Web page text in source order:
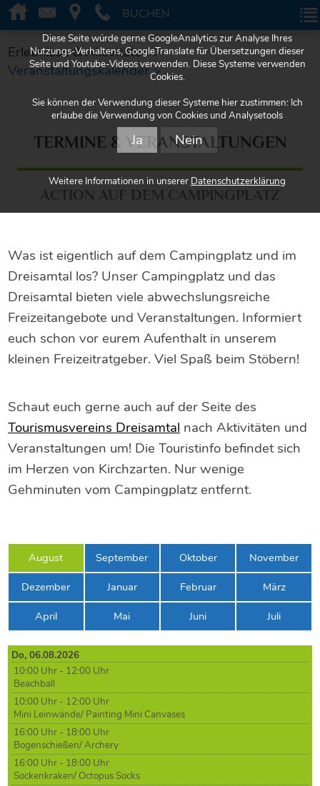
BUCHENBUCHEN
Erlebnisse & Aktivitäten >
Veranstaltungskalender >
TERMINE & VERANSTALTUNGEN
ACTION AUF DEM CAMPINGPLATZ
Was ist eigentlich auf dem Campingplatz und im
Dreisamtal los? Unser Campingplatz und das
Dreisamtal bieten viele abwechslungsreiche
Freizeitangebote und Veranstaltungen. Informiert
euch schon vor eurem Aufenthalt in unserem
kleinen Freizeitratgeber. Viel Spaß beim Stöbern!
Schaut euch gerne auch auf der Seite des
Tourismusvereins Dreisamtal nach Aktivitäten und
Veranstaltungen um! Die Touristinfo befindet sich
im Herzen von Kirchzarten. Nur wenige
Gehminuten vom Campingplatz entfernt.
August September Oktober November
Dezember Januar Februar März
April Mai Juni Juli
Do,06.08.2026
10:00 Uhr - 12:00 Uhr
Beachball
10:00 Uhr - 12:00 Uhr
Mini Leinwände/ Painting Mini Canvases
16:00 Uhr - 18:00 Uhr
Bogenschießen/ Archery
16:00 Uhr - 18:00 Uhr
Sockenkraken/ Octopus Socks
Diese Seite würde gerne GoogleAnalytics zur Analyse Ihres
Nutzungs-Verhaltens, GoogleTranslate für Übersetzungen dieser
Seite und Youtube-Videos verwenden. Diese Systeme verwenden
Cookies.
Sie können der Verwendung dieser Systeme hier zustimmen: Ich
erlaube die Verwendung von Cookies und Analysetools
Ja Nein
Weitere Informationen in unserer Datenschutzerklärung